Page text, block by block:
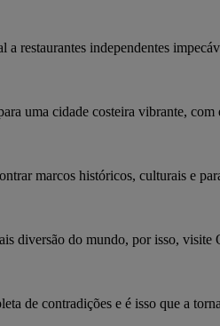
a restaurantes independentes
uma cidade costeira vibrante,
marcos históricos, culturais e
diversão do mundo, por isso,
de contradições e é isso que a